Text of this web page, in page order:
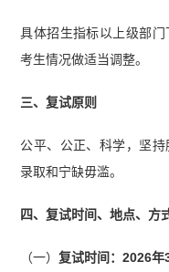
具体招生指标以上级部
考生情况做适当调整。
三、复试原则
公平、公正、科学，坚
录取和宁缺毋滥。
四、复试时间、地点、方
（一）复试时间：2026年